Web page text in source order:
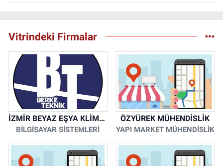
Vitrindeki Firmalar
İZMİR BEYAZ EŞYA KLİMA KOMBİ SERVİSİ
BİLGİSAYAR SİSTEMLERİ
ÖZYÜREK MÜHENDİSLİK
YAPI MARKET MÜHENDİSLİK